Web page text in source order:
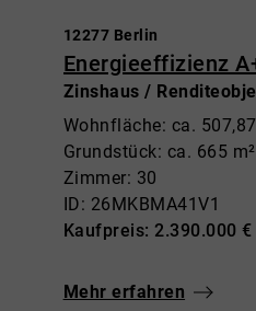
12277 Berlin
Zinshaus /
Wohnfläche: ca.
Grundstück: ca. 665 m²
Zimmer: 30
ID: 26MKBMA41V1
Kaufpreis: 2.390.000 €
Mehr erfahren